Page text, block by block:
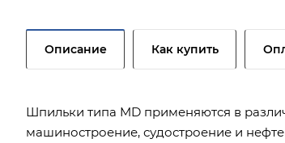
Описание Как купить
Шпильки типа MD применяются в
машиностроение, судостроение и